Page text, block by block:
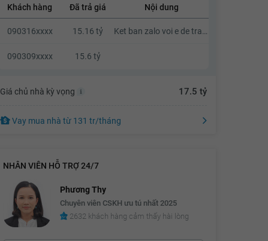
14.93 tỷ
14.95 tỷ
14.97 tỷ
15.01 tỷ
15.03 tỷ
15.07 tỷ
15.11 tỷ
15.13 tỷ
Khách hàng Đã trả giá Nội dung
090316xxxx 15.16 tỷ Ket ban zalo voi e de trao doi dx k a
090309xxxx 15.6 tỷ
Giá chủ nhà kỳ vọng 17.5 tỷ
Vay mua nhà từ 131 tr/tháng
NHÂN VIÊN HỖ TRỢ 24/7
Phương Thy
Chuyên viên CSKH ưu tú nhất 2025
2632 khách hàng cảm thấy hài lòng